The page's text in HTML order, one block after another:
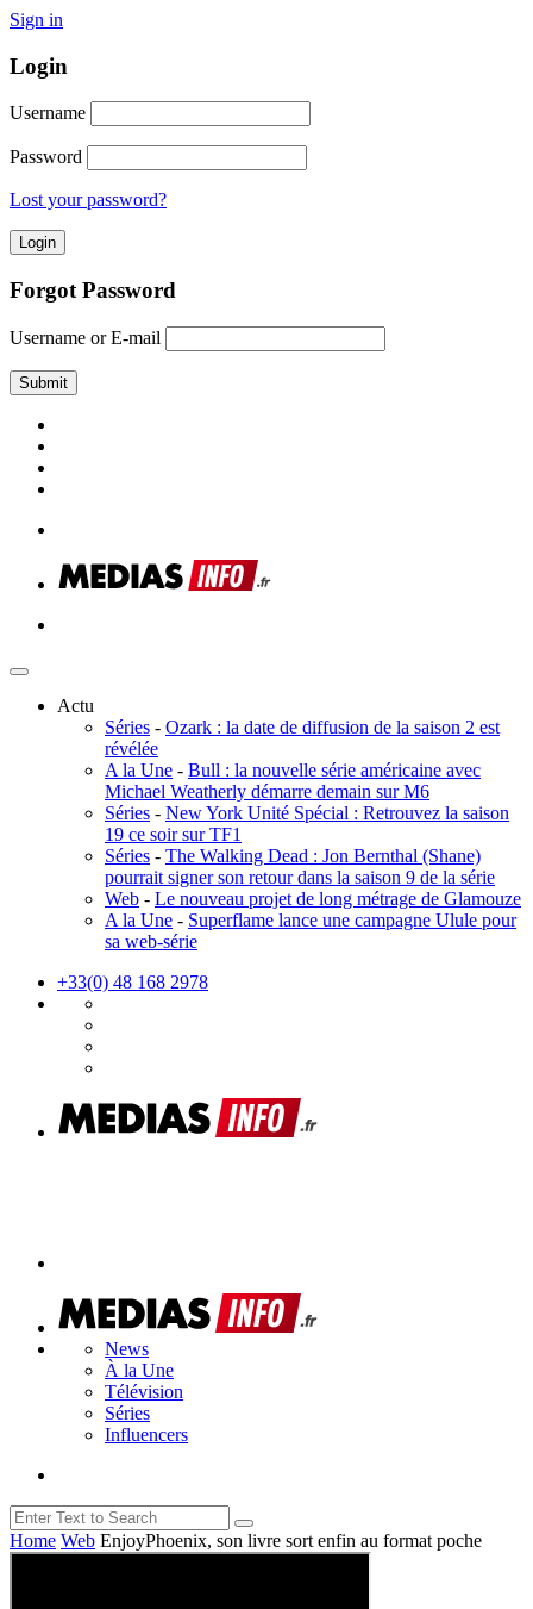
Sign in
Login
Username
Password
Lost your password?
Forgot Password
Username or E-mail
Actu
Séries - Ozark : la date de diffusion de la saison 2 est
révélée
A la Une - Bull : la nouvelle série américaine avec
Michael Weatherly démarre demain sur M6
Séries - New York Unité Spécial : Retrouvez la saison
19 ce soir sur TF1
Séries - The Walking Dead : Jon Bernthal (Shane)
pourrait signer son retour dans la saison 9 de la série
Web - Le nouveau projet de long métrage de Glamouze
A la Une - Superflame lance une campagne Ulule pour
sa web-série
+33(0) 48 168 2978
News
À la Une
Télévision
Séries
Influencers
Home Web EnjoyPhoenix, son livre sort enfin au format poche